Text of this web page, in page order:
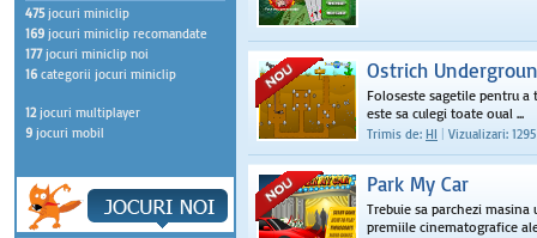
475jocuri miniclip
169 jocuri miniclip recomandate
177jocuri miniclip noi
16 categorii jocuri miniclip
12jocuri multiplayer
9 jocuri mobil
Ostrich
Foloseste sagetile pentru a
este sa culegi toate oual ...
Trimis de: HI Vizualizari: 1295
Park My Car
Trebuie sa parchezi
premiile cinematografice